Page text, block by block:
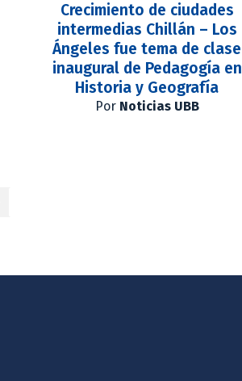
Crecimiento de ciudades
intermedias Chillán – Los
Ángeles fue tema de clase
inaugural de Pedagogía en
Historia y Geografía
Por Noticias UBB